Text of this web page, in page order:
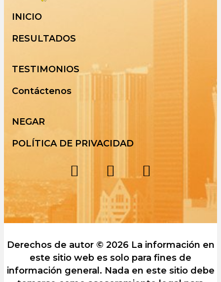
INICIO
RESULTADOS
TESTIMONIOS
Contáctenos
NEGAR
POLÍTICA DE PRIVACIDAD
Derechos de autor © 2026 La información en
este sitio web es solo para fines de
información general. Nada en este sitio debe